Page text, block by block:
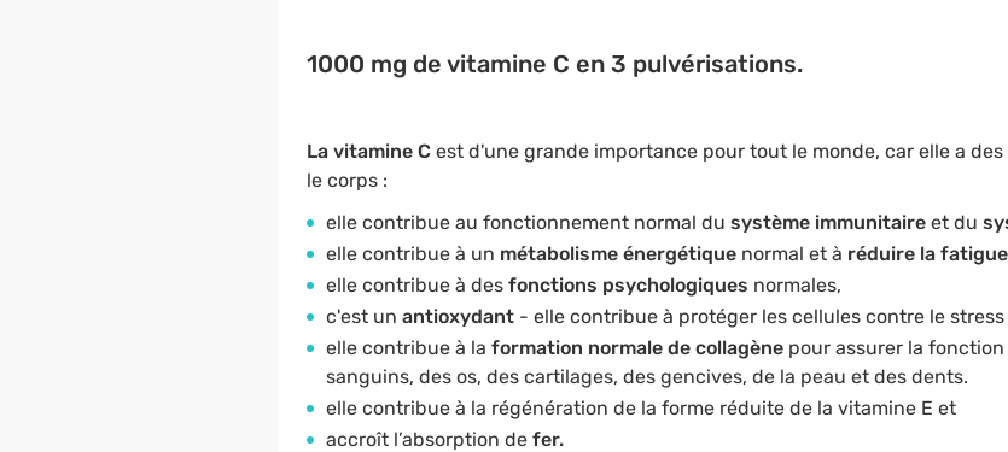
1000 mg de vitamine C en 3 pulvérisations.
La vitamine C est d'une grande importance pour tout le monde, car elle a
le corps :
elle contribue au fonctionnement normal du système immunitaireet du
elle contribue à un métabolisme énergétiquenormal et à réduire la
elle contribue à des fonctions psychologiques normales,
c'est un antioxydant - elle contribue à protéger les cellules contre le
elle contribue à la formation normale de collagène pour assurer la
sanguins, des os, des cartilages, des gencives, de la peau et des dents.
elle contribue à la régénération de la forme réduite de la vitamine E et
accroît l’absorption defer.